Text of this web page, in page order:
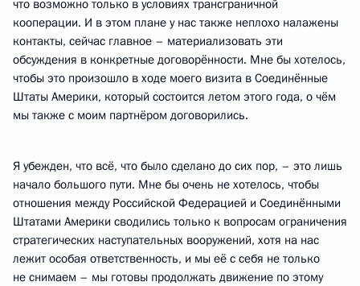
что возможно только в условиях трансграничной
кооперации. И в этом плане у нас также неплохо налажены
контакты, сейчас главное – материализовать эти
обсуждения в конкретные договорённости. Мне бы хотелось,
чтобы это произошло в ходе моего визита в Соединённые
Штаты Америки, который состоится летом этого года, о чём
мы также с моим партнёром договорились.
Я убежден, что всё, что было сделано до сих пор, – это лишь
начало большого пути. Мне бы очень не хотелось, чтобы
отношения между Российской Федерацией и Соединёнными
Штатами Америки сводились только к вопросам ограничения
стратегических наступательных вооружений, хотя на нас
лежит особая ответственность, и мы её с себя не только
не снимаем – мы готовы продолжать движение по этому